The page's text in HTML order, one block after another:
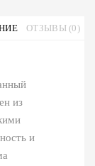
ОТЗЫВЫ (0)
из
и